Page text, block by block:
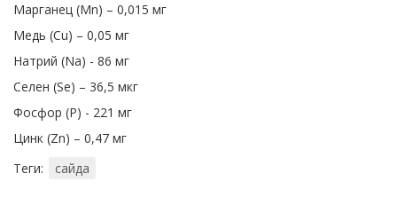
Марганец (Mn) – 0,015 мг
Медь (Cu) – 0,05 мг
Натрий (Na) - 86 мг
Селен (Se) – 36,5 мкг
Фосфор (P) - 221 мг
Цинк (Zn) – 0,47 мг
Теги:
сайда